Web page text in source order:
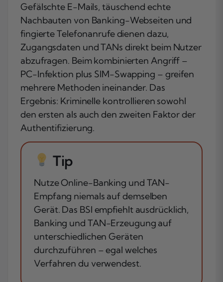
Gefälschte E-Mails, täuschend echte
Nachbauten von Banking-Webseiten und
fingierte Telefonanrufe dienen dazu,
Zugangsdaten und TANs direkt beim Nutzer
abzufragen. Beim kombinierten Angriff –
PC-Infektion plus SIM-Swapping – greifen
mehrere Methoden ineinander. Das
Ergebnis: Kriminelle kontrollieren sowohl
den ersten als auch den zweiten Faktor der
Authentifizierung.
Tip
Nutze Online-Banking und TAN-
Empfang niemals auf demselben
Gerät. Das BSI empfiehlt ausdrücklich,
Banking und TAN-Erzeugung auf
unterschiedlichen Geräten
durchzuführen – egal welches
Verfahren du verwendest.